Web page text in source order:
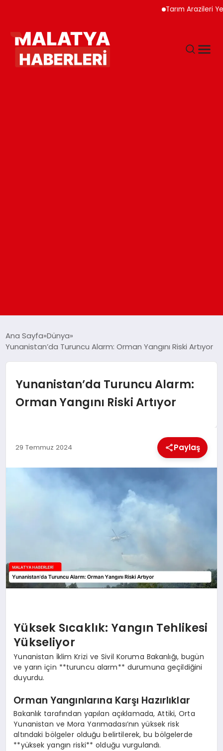
Tarım Arazileri Yeni
DÜNYA
EKONOMI
SPOR
Ana Sayfa Dünya
Yunanistan’da Turuncu Alarm: Orman Yangını Riski Artıyor
Yunanistan’da Turuncu Alarm:
Orman Yangını Riski Artıyor
29 Temmuz 2024 Paylaş
Yüksek Sıcaklık: Yangın Tehlikesi
Yükseliyor
Yunanistan İklim Krizi ve Sivil Koruma Bakanlığı, bugün
ve yarın için **turuncu alarm** durumuna geçildiğini
duyurdu.
Orman Yangınlarına Karşı Hazırlıklar
Bakanlık tarafından yapılan açıklamada, Attiki, Orta
Yunanistan ve Mora Yarımadası’nın yüksek risk
altındaki bölgeler olduğu belirtilerek, bu bölgelerde
**yüksek yangın riski** olduğu vurgulandı.